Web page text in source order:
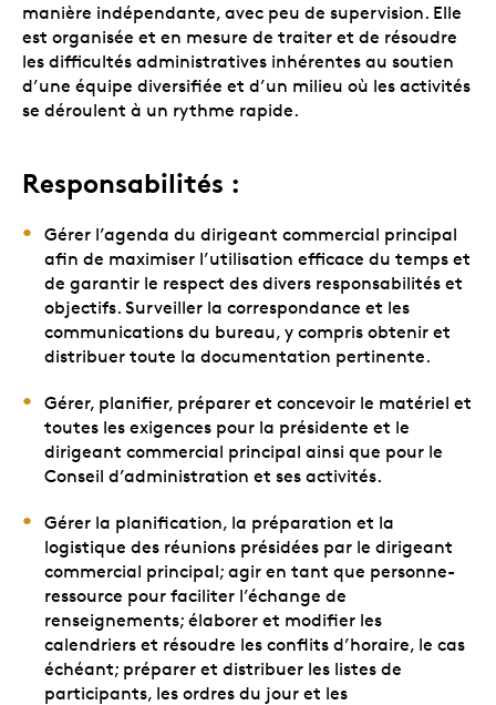
manière indépendante, avec peu de supervision. Elle
est organisée et en mesure de traiter et de résoudre
les difficultés administratives inhérentes au soutien
d’une équipe diversifiée et d’un milieu où les activités
se déroulent à un rythme rapide.
Responsabilités :
Gérer l’agenda du dirigeant commercial principal
afin de maximiser l’utilisation efficace du temps et
de garantir le respect des divers responsabilités et
objectifs. Surveiller la correspondance et les
communications du bureau, y compris obtenir et
distribuer toute la documentation pertinente.
Gérer, planifier, préparer et concevoir le matériel et
toutes les exigences pour la présidente et le
dirigeant commercial principal ainsi que pour le
Conseil d’administration et ses activités.
Gérer la planification, la préparation et la
logistique des réunions présidées par le dirigeant
commercial principal; agir en tant que personne-
ressource pour faciliter l’échange de
renseignements; élaborer et modifier les
calendriers et résoudre les conflits d’horaire, le cas
échéant; préparer et distribuer les listes de
participants, les ordres du jour et les